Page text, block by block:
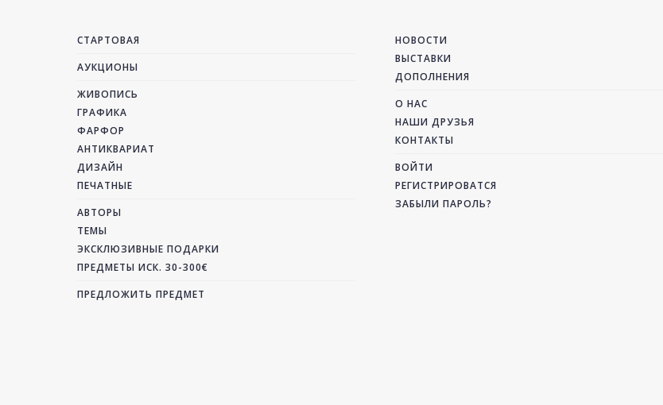
СТАРТОВАЯ
АУКЦИОНЫ
ЖИВОПИСЬ
ГРАФИКА
ФАРФОР
АНТИКВАРИАТ
ДИЗАЙН
ПЕЧАТНЫЕ
АВТОРЫ
ТЕМЫ
ЭКСКЛЮЗИВНЫЕ ПОДАРКИ
ПРЕДМЕТЫ ИСК. 30-300€
ПРЕДЛОЖИТЬ ПРЕДМЕТ
НОВОСТИ
ВЫСТАВКИ
ДОПОЛНЕНИЯ
О НАС
НАШИ ДРУЗЬЯ
КОНТАКТЫ
ВОЙТИ
РЕГИСТРИРОВАТСЯ
ЗАБЫЛИ ПАРОЛЬ?